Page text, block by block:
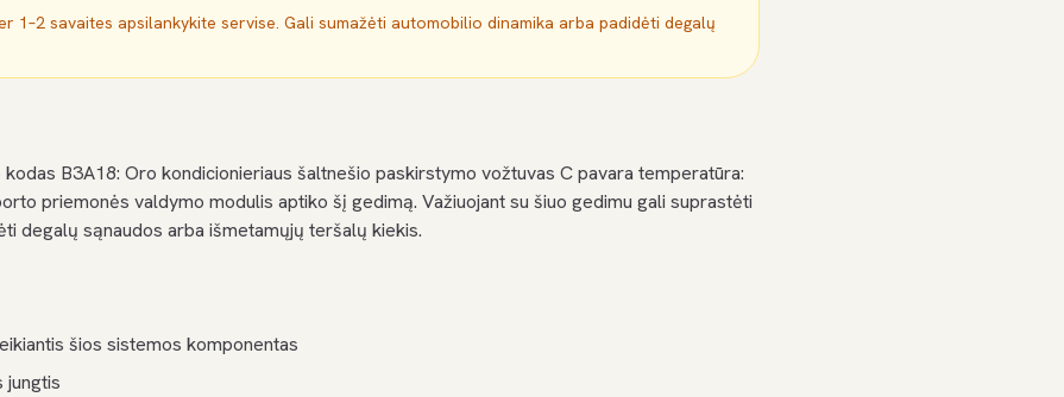
1–2 savaites apsilankykite servise. Gali sumažėti automobilio dinamika arba padidėti degalų
B3A18: Oro kondicionieriaus šaltnešio paskirstymo vožtuvas C pavara temperatūra:
priemonės valdymo modulis aptiko šį gedimą. Važiuojant su šiuo gedimu gali suprastėti
degalų sąnaudos arba išmetamųjų teršalų kiekis.
šios sistemos komponentas
jungtis